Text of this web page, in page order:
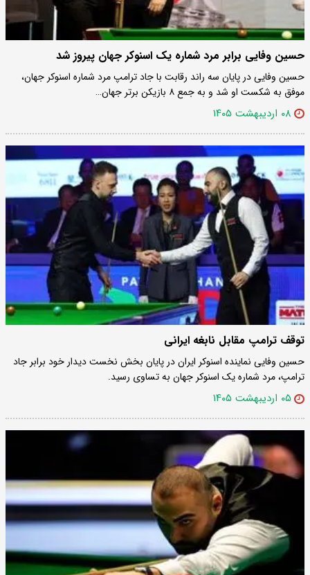
حسین وفایی برابر مرد شماره یک اسنوکر جهان پیروز شد
حسین وفایی در پایان سه راند رقابت با جاد ترامپ مرد شماره اسنوکر جهان،
موفق به شکست او شد و به جمع ۸ بازیکن برتر جهان…
۰۸ اردیبهشت ۱۴۰۵
توقف ترامپ مقابل نابغه ایرانی
حسین وفایی نماینده اسنوکر ایران در پایان بخش نخست دیدار خود برابر جاد
ترامپ، مرد شماره یک اسنوکر جهان به تساوی رسید.
۰۵ اردیبهشت ۱۴۰۵